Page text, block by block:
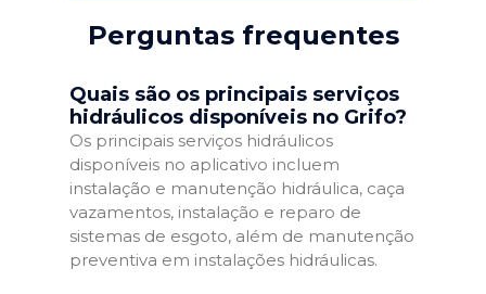
Perguntas frequentes
Quais são os principais serviços
hidráulicos disponíveis no Grifo?
Os principais serviços hidráulicos
disponíveis no aplicativo incluem
instalação e manutenção hidráulica, caça
vazamentos, instalação e reparo de
sistemas de esgoto, além de manutenção
preventiva em instalações hidráulicas.